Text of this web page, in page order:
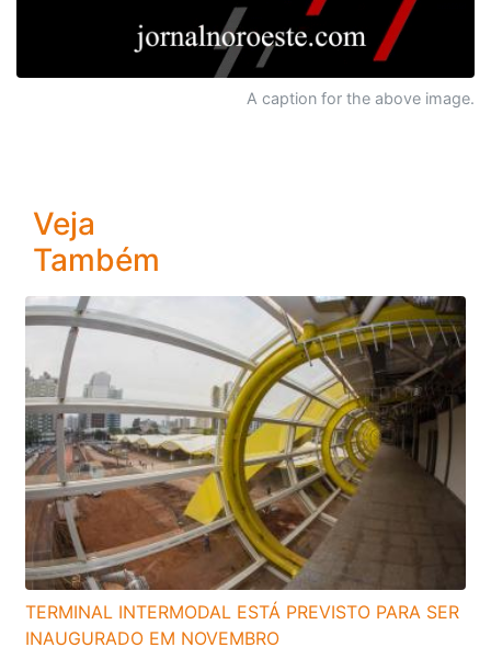
A caption for the above image.
Veja
Também
TERMINAL INTERMODAL ESTÁ PREVISTO PARA SER
INAUGURADO EM NOVEMBRO